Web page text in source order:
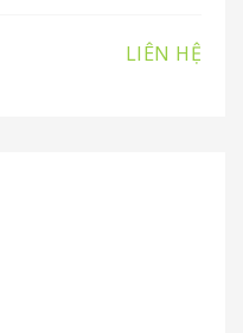
LIÊN HỆ